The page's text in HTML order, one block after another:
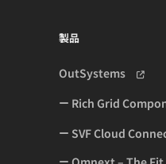
製品
OutSystems
Rich Grid
SVF Cloud